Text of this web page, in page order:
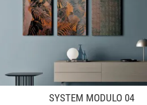
SYSTEM MODULO 04